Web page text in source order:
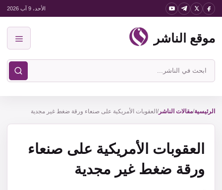
انتقل
المحتوى
الأحد، 9 آب 2026
موقع الناشر
ابحث
في
الناشر
الرئيسية/مقالات الناشر/ العقوبات الأمريكية على صنعاء ورقة ضغط غير مجدية
العقوبات الأمريكية على صنعاء
ورقة ضغط غير مجدية